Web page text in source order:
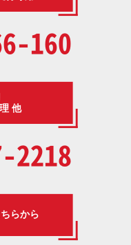
160
他
2218
らから